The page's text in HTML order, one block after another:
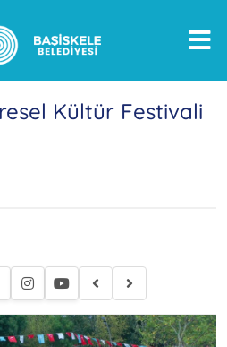
Kültür Festivali